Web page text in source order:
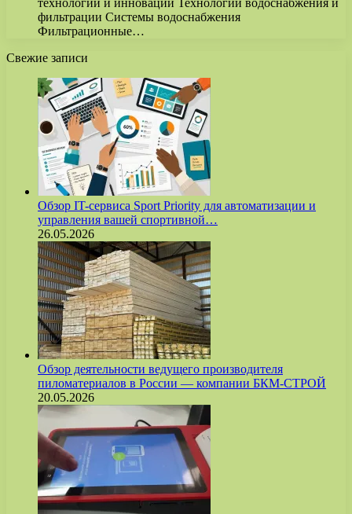
фильтрации Системы водоснабжения
Фильтрационные…
Свежие записи
Обзор IT-сервиса Sport Priority для автоматизации и
управления вашей спортивной…
26.05.2026
Обзор деятельности ведущего производителя
пиломатериалов в России — компании БКМ-СТРОЙ
20.05.2026